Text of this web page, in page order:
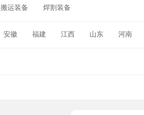
搬运装备 焊割装备
安徽 福建 江西 山东 河南